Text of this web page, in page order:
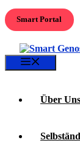
Smart Portal
Über Uns